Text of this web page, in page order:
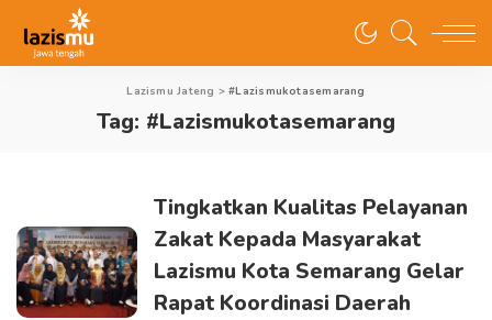
Lazismu Jateng >#Lazismukotasemarang
Tag: #Lazismukotasemarang
Tingkatkan Kualitas Pelayanan
Zakat Kepada Masyarakat
Lazismu Kota Semarang Gelar
Rapat Koordinasi Daerah